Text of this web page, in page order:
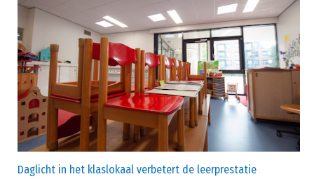
Daglicht in het klaslokaal verbetert de leerprestatie